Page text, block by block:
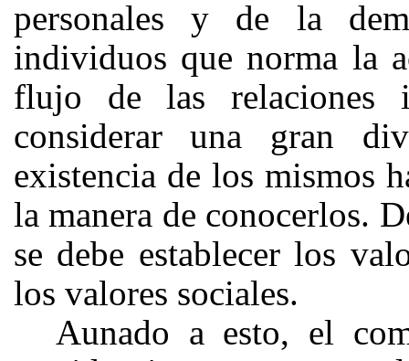
personales y de la
individuos que norma la
flujo de las relaciones
considerar una gran
existencia de los mismos
la manera de conocerlos.
se debe establecer los
los valores sociales.
Aunado a esto, el